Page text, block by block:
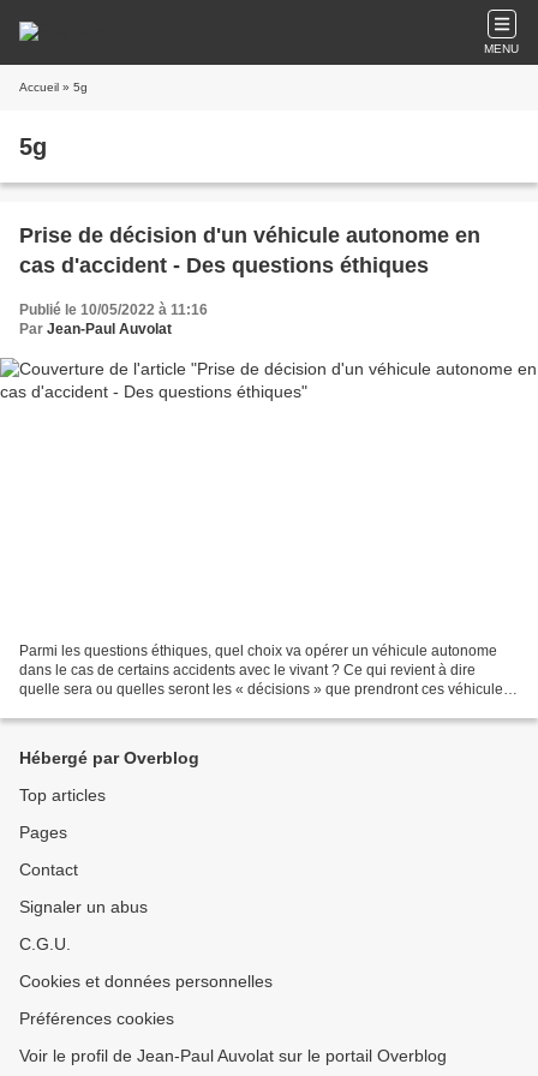
MENU
Accueil » 5g
5g
Prise de décision d'un véhicule autonome en
cas d'accident - Des questions éthiques
Publié le 10/05/2022 à 11:16
Par Jean-Paul Auvolat
Parmi les questions éthiques, quel choix va opérer un véhicule autonome
dans le cas de certains accidents avec le vivant ? Ce qui revient à dire
quelle sera ou quelles seront les « décisions » que prendront ces véhicules
Hébergé par Overblog
Top articles
Pages
Contact
Signaler un abus
C.G.U.
Cookies et données personnelles
Préférences cookies
Voir le profil de Jean-Paul Auvolat sur le portail Overblog